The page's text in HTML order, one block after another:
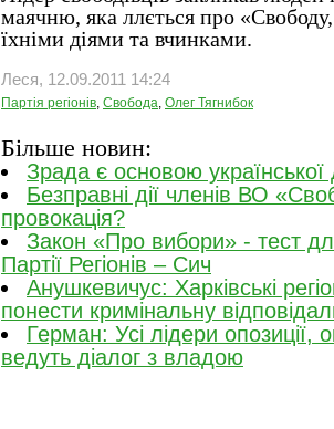
маячню, яка ллється про «Свободу,
їхніми діями та вчинками.
Леся, 12.09.2011 14:24
Партія регіонів, Свобода, Олег Тягнибок
Більше новин:
Зрада є основою
Безправні дії членів ВО
провокація?
Закон «Про вибори» - тест
Партії Регіонів – Сич
Анушкевичус: Харківські
понести кримінальну
Герман: Усі лідери опозиції,
ведуть діалог з владою